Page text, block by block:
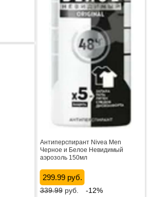
Антиперспирант Nivea Men
Черное и Белое Невидимый
аэрозоль 150мл
299.99 руб.
339.99руб. -12%